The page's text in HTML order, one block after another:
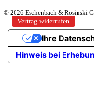
© 2026 Eschenbach & Rosinski
Vertrag widerrufen
Hinweis bei
Ihre